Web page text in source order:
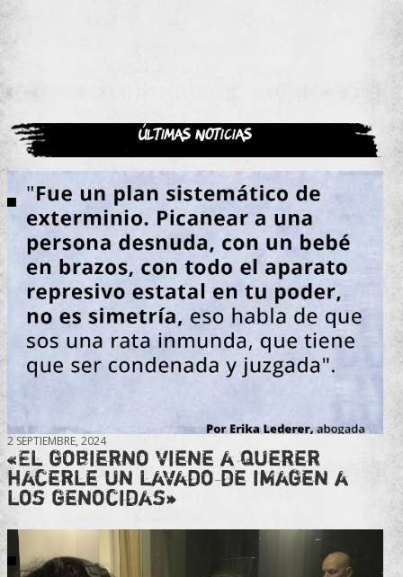
Últimas noticias
2 SEPTIEMBRE, 2024
«El gobierno viene a querer
hacerle un lavado de imagen a
los genocidas»